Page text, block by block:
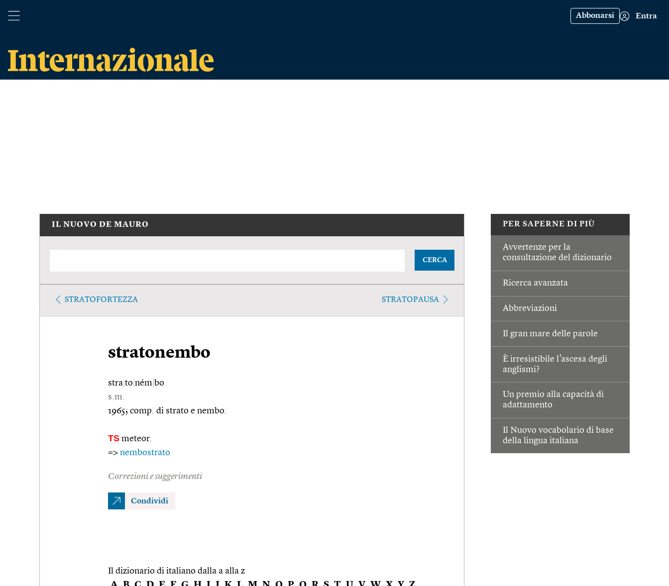
Abbonarsi Entra
PER SAPERNE DI PIÙ
Avvertenze per la
consultazione del dizionario
Ricerca avanzata
Abbreviazioni
Il gran mare delle parole
È irresistibile l’ascesa degli
anglismi?
Un premio alla capacità di
adattamento
Il Nuovo vocabolario di base
della lingua italiana
IL NUOVO DE MAURO
CERCA
STRATOFORTEZZA STRATOPAUSA
stratonembo
stra to ném bo
s.m.
1965; comp. di strato e nembo.
TS meteor.
=> nembostrato
Correzioni e suggerimenti
Condividi
Il dizionario di italiano dalla a alla z